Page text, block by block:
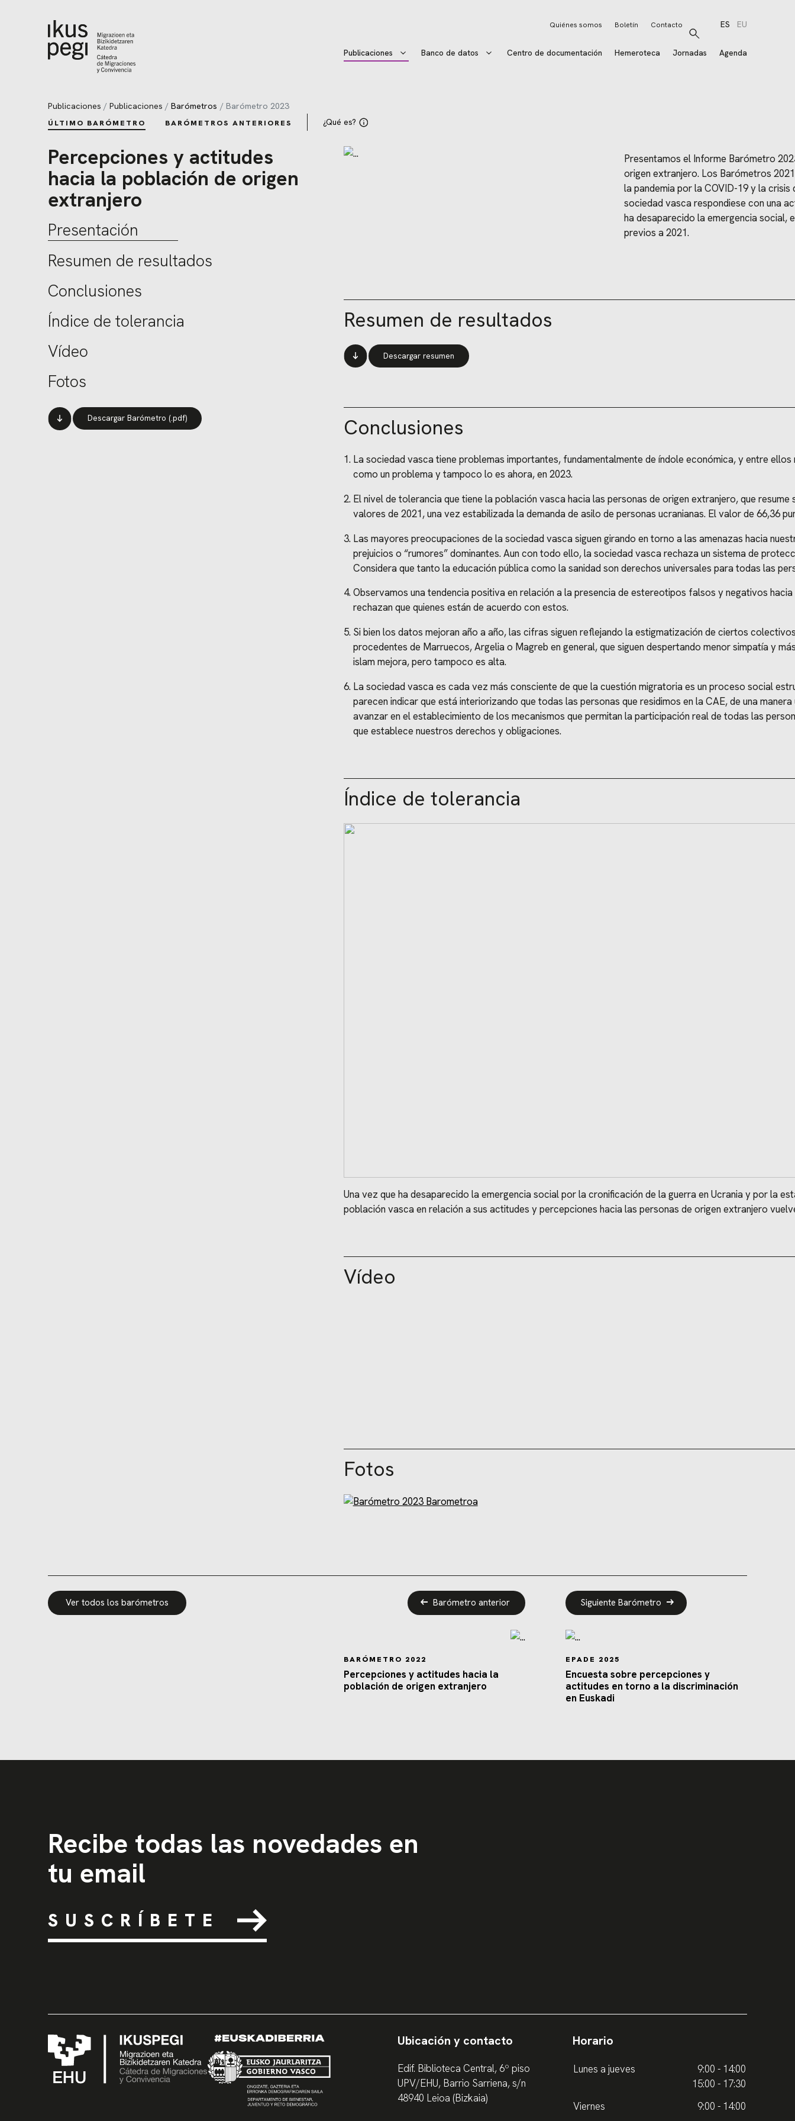
Ir directamente al contenido
Buscar
ES EU
Publicaciones Banco de datos Centro de documentación Hemeroteca Jornadas Agenda
Quiénes somos Boletín Contacto
Publicaciones Publicaciones Barómetros Barómetro 2023
ÚLTIMO BARÓMETRO BARÓMETROS ANTERIORES ¿Qué es?
Percepciones y actitudes
hacia la población de origen
extranjero
Presentación
Resumen de resultados
Conclusiones
Índice de tolerancia
Vídeo
Fotos
Descargar Barómetro (.pdf)
Presentamos el Informe Barómetro
origen extranjero. Los Barómetros
la pandemia por la COVID-19 y la
sociedad vasca respondiese con una
ha desaparecido la emergencia social,
previos a 2021.
Resumen de resultados
Descargar resumen
Conclusiones
La sociedad vasca tiene problemas importantes, fundamentalmente de índole económica, y entre
como un problema y tampoco lo es ahora, en 2023.
El nivel de tolerancia que tiene la población vasca hacia las personas de origen extranjero, que
valores de 2021, una vez estabilizada la demanda de asilo de personas ucranianas. El valor de 66,36
Las mayores preocupaciones de la sociedad vasca siguen girando en torno a las amenazas hacia
prejuicios o “rumores” dominantes. Aun con todo ello, la sociedad vasca rechaza un sistema de
Considera que tanto la educación pública como la sanidad son derechos universales para todas las
Observamos una tendencia positiva en relación a la presencia de estereotipos falsos y negativos
rechazan que quienes están de acuerdo con estos.
Si bien los datos mejoran año a año, las cifras siguen reflejando la estigmatización de ciertos
procedentes de Marruecos, Argelia o Magreb en general, que siguen despertando menor simpatía y
islam mejora, pero tampoco es alta.
La sociedad vasca es cada vez más consciente de que la cuestión migratoria es un proceso social
parecen indicar que está interiorizando que todas las personas que residimos en la CAE, de una
avanzar en el establecimiento de los mecanismos que permitan la participación real de todas las
que establece nuestros derechos y obligaciones.
Índice de tolerancia
Una vez que ha desaparecido la emergencia social por la cronificación de la guerra en Ucrania y por la
población vasca en relación a sus actitudes y percepciones hacia las personas de origen extranjero
Vídeo
Fotos
Barómetro anterior
BARÓMETRO 2022
Percepciones y actitudes hacia la
población de origen extranjero
Siguiente Barómetro
EPADE 2025
Encuesta sobre percepciones y
actitudes en torno a la discriminación
en Euskadi
Ver todos los barómetros
Recibe todas las novedades en
tu email
SUSCRÍBETE
Ubicación y contacto
Edif. Biblioteca Central, 6º piso
UPV/EHU, Barrio Sarriena, s/n
48940 Leioa (Bizkaia)
Horario
Lunes a jueves
9:00 - 14:00
15:00 - 17:30
Viernes
9:00 - 14:00